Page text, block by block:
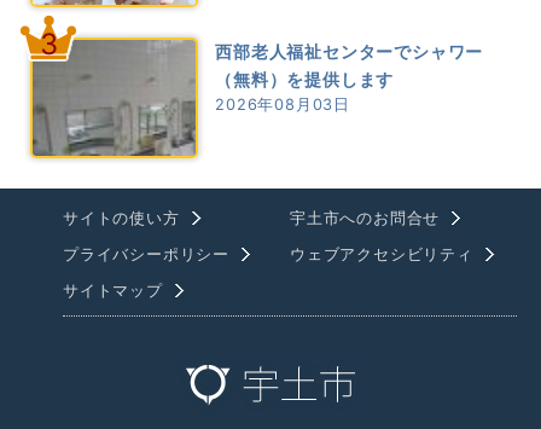
3
西部老人福祉センターでシャワー
（無料）を提供します
2026年08月03日
サイトの使い方
宇土市へのお問合せ
プライバシーポリシー
ウェブアクセシビリティ
サイトマップ